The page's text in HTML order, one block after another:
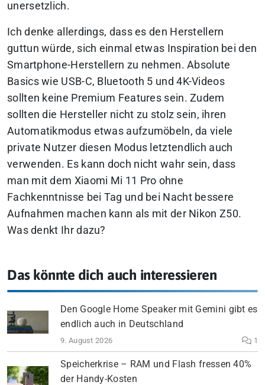
unersetzlich.
Ich denke allerdings, dass es den Herstellern
guttun würde, sich einmal etwas Inspiration bei den
Smartphone-Herstellern zu nehmen. Absolute
Basics wie USB-C, Bluetooth 5 und 4K-Videos
sollten keine Premium Features sein. Zudem
sollten die Hersteller nicht zu stolz sein, ihren
Automatikmodus etwas aufzumöbeln, da viele
private Nutzer diesen Modus letztendlich auch
verwenden. Es kann doch nicht wahr sein, dass
man mit dem Xiaomi Mi 11 Pro ohne
Fachkenntnisse bei Tag und bei Nacht bessere
Aufnahmen machen kann als mit der Nikon Z50.
Was denkt Ihr dazu?
Das könnte dich auch interessieren
Den Google Home Speaker mit Gemini gibt es
endlich auch in Deutschland
9. August 2026 1
Speicherkrise – RAM und Flash fressen 40%
der Handy-Kosten